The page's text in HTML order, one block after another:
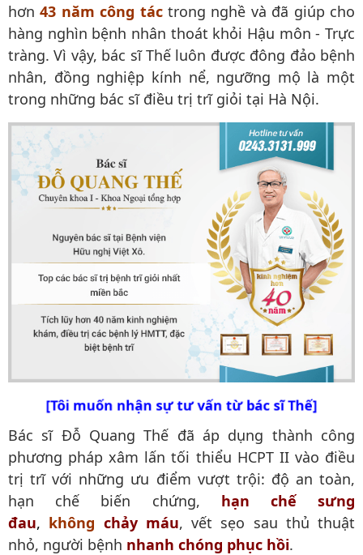
hơn43 năm công táctrong nghề và đã giúp cho
hàng nghìn bệnh nhân thoát khỏi Hậu môn - Trực
tràng. Vì vậy, bác sĩ Thế luôn được đông đảo bệnh
nhân, đồng nghiệp kính nể, ngưỡng mộ là một
trong những bác sĩ điều trị trĩ giỏi tại Hà Nội.
[Tôi muốn nhận sự tư vấn từ bác sĩ Thế]
Bác sĩ Đỗ Quang Thế đã áp dụng thành công
phương pháp xâm lấn tối thiểu HCPT II vào điều
trị trĩ với những ưu điểm vượt trội: độ an toàn,
hạn chế biến chứng, hạn chế sưng
đau, không chảy máu, vết sẹo sau thủ thuật
nhỏ, người bệnh nhanh chóng phục hồi.